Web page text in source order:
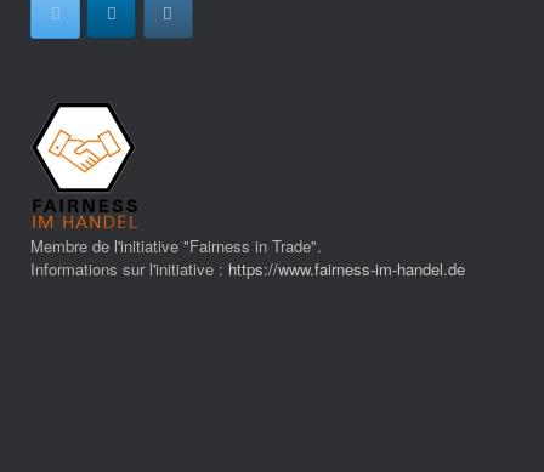
Membre de l'initiative "Fairness in Trade".
Informations sur l'initiative : https://www.fairness-im-handel.de